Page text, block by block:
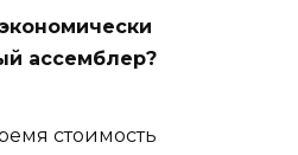
ассемблер?
стоимость